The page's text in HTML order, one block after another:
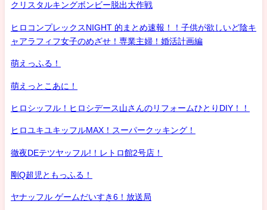
クリスタルキングボンビー脱出大作戦
ヒロコンプレックスNIGHT 的まとめ速報！！子供が欲しいど陰キ
ャアラフィフ女子のめざせ！専業主婦！婚活計画編
萌えっふる！
萌えっとこあに！
ヒロシッフル！ヒロシデース山さんのリフォームひとりDIY！！
ヒロユキユキッフルMAX！スーパークッキング！
徹夜DEテツヤッフル!！レトロ館2号店！
剛Q超児ともっふる！
ヤナッフル ゲームだいすき6！放送局